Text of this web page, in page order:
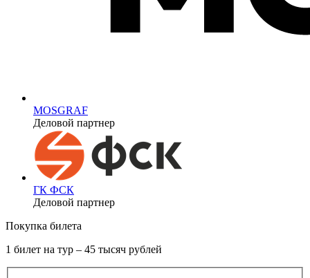
MOSGRAF
Деловой партнер
ГК ФСК
Деловой партнер
Покупка билета
1 билет на тур – 45 тысяч рублей